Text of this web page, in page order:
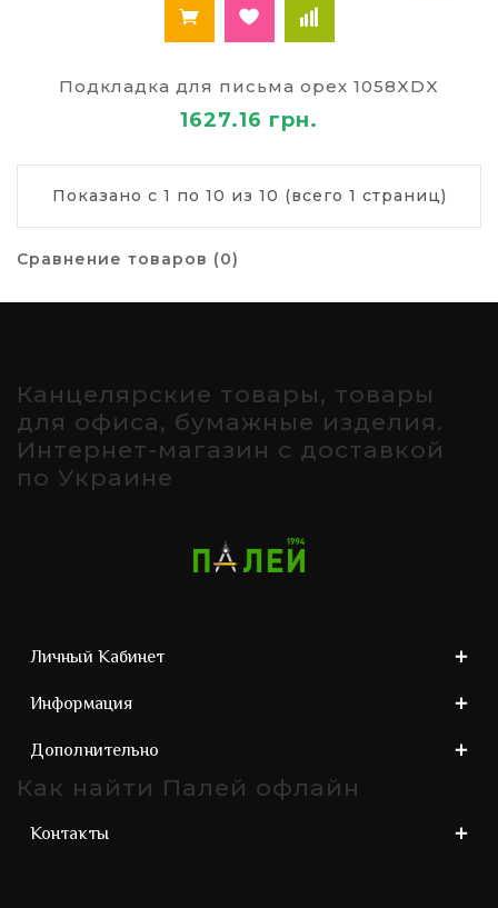
Подкладка для письма орех 1058XDX
1627.16 грн.
Показано с 1 по 10 из 10 (всего 1 страниц)
Сравнение товаров (0)
Канцелярские товары, товары
для офиса, бумажные изделия.
Интернет-магазин с доставкой
по Украине
Личный Кабинет
Информация
Дополнительно
Как найти Палей офлайн
Контакты